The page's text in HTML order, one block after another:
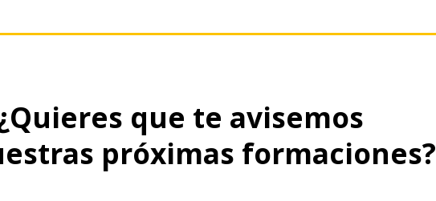
que te avisemos
próximas formaciones?